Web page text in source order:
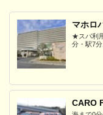
マホロ
★スパ利
分・駅7
CARO